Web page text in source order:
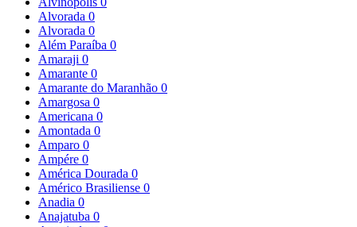
Alvorada 0
Alvorada 0
Além Paraíba 0
Amaraji 0
Amarante 0
Amarante do Maranhão 0
Amargosa 0
Americana 0
Amontada 0
Amparo 0
Ampére 0
América Dourada 0
Américo Brasiliense 0
Anadia 0
Anajatuba 0